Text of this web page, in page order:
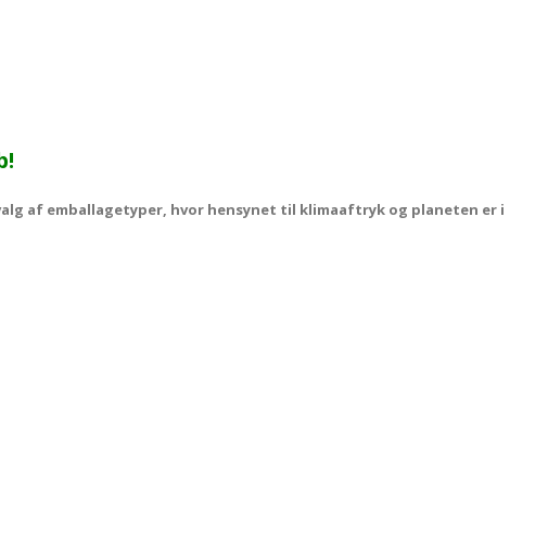
af emballagetyper, hvor hensynet til klimaaftryk og planeten er i